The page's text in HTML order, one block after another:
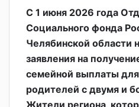
С 1 июня 2026 года
Социального фонда
Челябинской области
заявления на
семейной выплаты
родителей с двумя и
Жители региона,